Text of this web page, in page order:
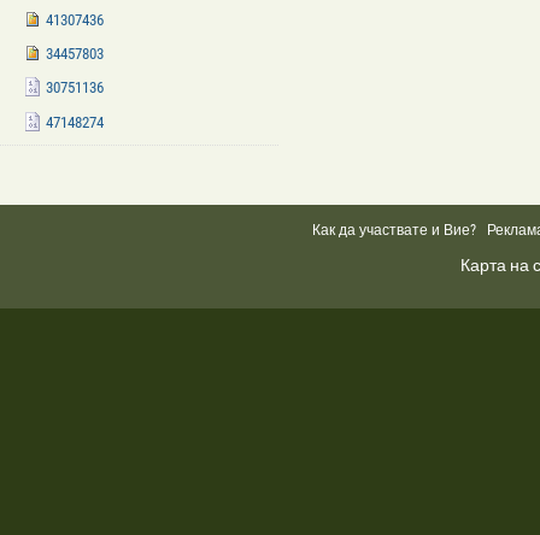
41307436
34457803
30751136
47148274
Как да участвате и Вие?
Карта на